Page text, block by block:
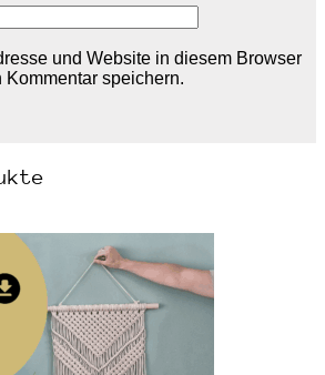
und Website in diesem Browser
speichern.